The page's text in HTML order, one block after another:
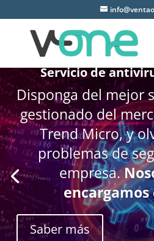
Servicio de
Disponga del mejor
gestionado del
Trend Micro, y
problemas de
empresa.
Saber más